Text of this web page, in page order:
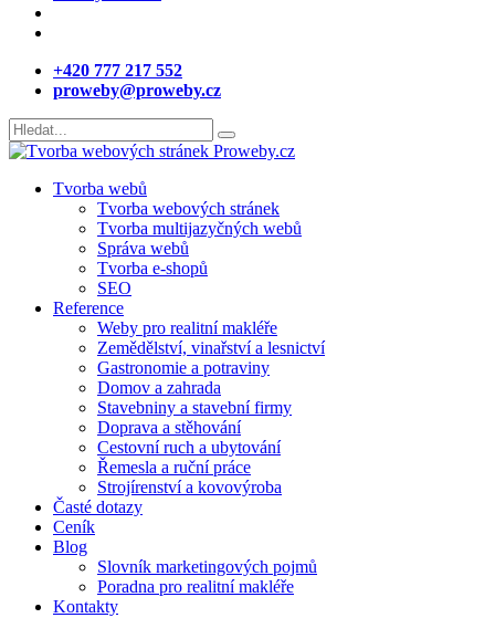
+420 777 217 552
proweby@proweby.cz
Tvorba webů
Tvorba webových stránek
Tvorba multijazyčných webů
Správa webů
Tvorba e-shopů
SEO
Reference
Weby pro realitní makléře
Zemědělství, vinařství a lesnictví
Gastronomie a potraviny
Domov a zahrada
Stavebniny a stavební firmy
Doprava a stěhování
Cestovní ruch a ubytování
Řemesla a ruční práce
Strojírenství a kovovýroba
Časté dotazy
Ceník
Blog
Slovník marketingových pojmů
Poradna pro realitní makléře
Kontakty